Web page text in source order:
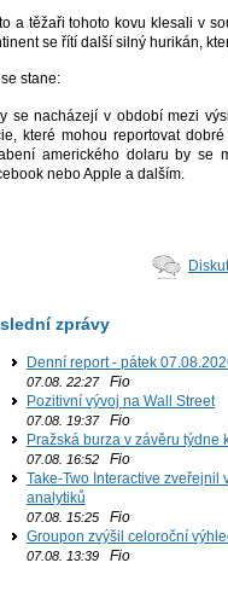
a těžaři tohoto kovu klesali v
se řítí další silný hurikán,
stane:
se nacházejí v období mezi
které mohou reportovat
amerického dolaru by se
nebo Apple a dalším.
zprávy
Denní report - pátek
07.08. 22:27Fio
Pozitivní vývoj na Wall Street
07.08. 19:37Fio
Pražská burza v závěru týdne
07.08. 16:52 Fio
Take-Two Interactive zveřejnil
analytiků
07.08. 15:25 Fio
Groupon zvýšil celoroční
07.08. 13:39 Fio